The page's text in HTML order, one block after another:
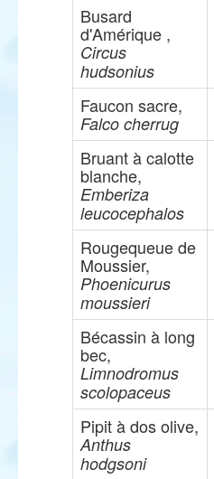
Busard
d'Amérique ,
Circus
hudsonius
Faucon sacre,
Falco cherrug
Bruant à calotte
blanche,
Emberiza
leucocephalos
Rougequeue de
Moussier,
Phoenicurus
moussieri
Bécassin à long
bec,
Limnodromus
scolopaceus
Pipit à dos olive,
Anthus
hodgsoni